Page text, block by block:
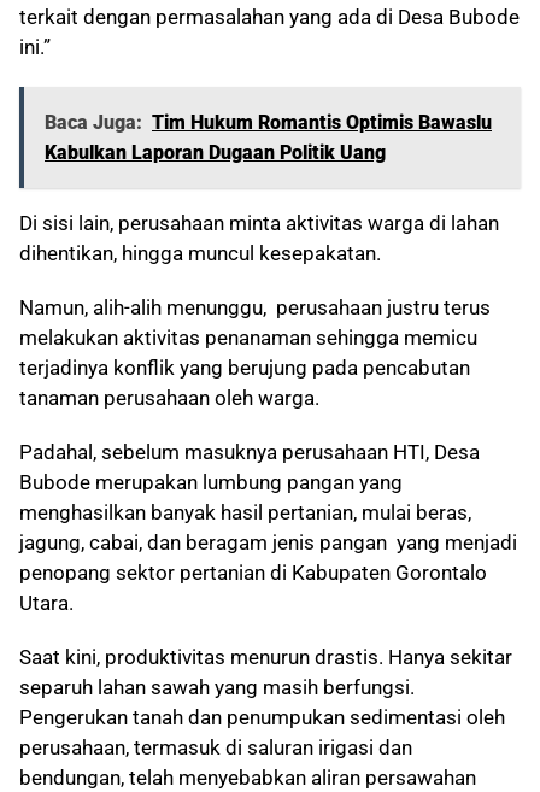
terkait dengan permasalahan yang ada di Desa Bubode
ini.”
Baca Juga: Tim Hukum Romantis Optimis Bawaslu
Kabulkan Laporan Dugaan Politik Uang
Di sisi lain, perusahaan minta aktivitas warga di lahan
dihentikan, hingga muncul kesepakatan.
Namun, alih-alih menunggu, perusahaan justru terus
melakukan aktivitas penanaman sehingga memicu
terjadinya konflik yang berujung pada pencabutan
tanaman perusahaan oleh warga.
Padahal, sebelum masuknya perusahaan HTI, Desa
Bubode merupakan lumbung pangan yang
menghasilkan banyak hasil pertanian, mulai beras,
jagung, cabai, dan beragam jenis pangan yang menjadi
penopang sektor pertanian di Kabupaten Gorontalo
Utara.
Saat kini, produktivitas menurun drastis. Hanya sekitar
separuh lahan sawah yang masih berfungsi.
Pengerukan tanah dan penumpukan sedimentasi oleh
perusahaan, termasuk di saluran irigasi dan
bendungan, telah menyebabkan aliran persawahan